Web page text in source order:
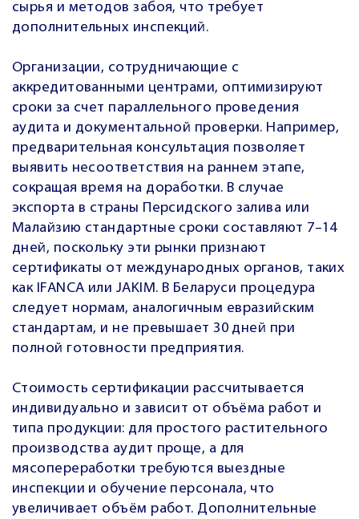
сырья и методов забоя, что требует
дополнительных инспекций.
Организации, сотрудничающие с
аккредитованными центрами, оптимизируют
сроки за счет параллельного проведения
аудита и документальной проверки. Например,
предварительная консультация позволяет
выявить несоответствия на раннем этапе,
сокращая время на доработки. В случае
экспорта в страны Персидского залива или
Малайзию стандартные сроки составляют 7–14
дней, поскольку эти рынки признают
сертификаты от международных органов, таких
как IFANCA или JAKIM. В Беларуси процедура
следует нормам, аналогичным евразийским
стандартам, и не превышает 30 дней при
полной готовности предприятия.
Стоимость сертификации рассчитывается
индивидуально и зависит от объёма работ и
типа продукции: для простого растительного
производства аудит проще, а для
мясопереработки требуются выездные
инспекции и обучение персонала, что
увеличивает объём работ. Дополнительные